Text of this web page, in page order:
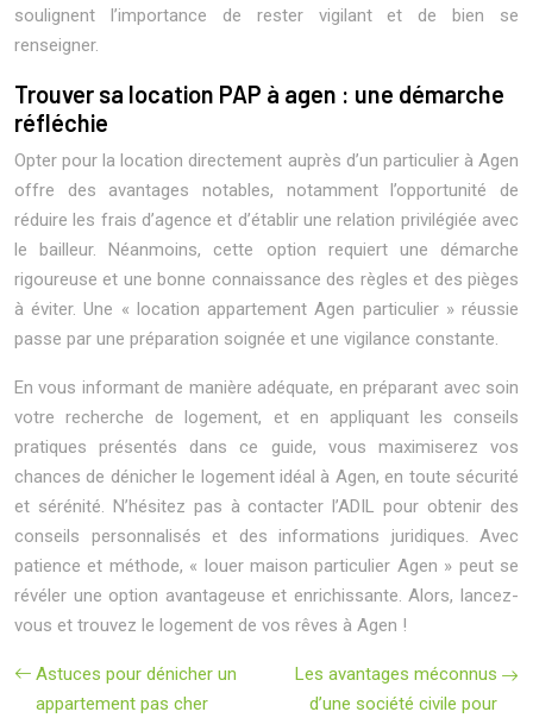
soulignent l’importance de rester vigilant et de bien se
renseigner.
Trouver sa location PAP à agen : une démarche
réfléchie
Opter pour la location directement auprès d’un particulier à Agen
offre des avantages notables, notamment l’opportunité de
réduire les frais d’agence et d’établir une relation privilégiée avec
le bailleur. Néanmoins, cette option requiert une démarche
rigoureuse et une bonne connaissance des règles et des pièges
à éviter. Une « location appartement Agen particulier » réussie
passe par une préparation soignée et une vigilance constante.
En vous informant de manière adéquate, en préparant avec soin
votre recherche de logement, et en appliquant les conseils
pratiques présentés dans ce guide, vous maximiserez vos
chances de dénicher le logement idéal à Agen, en toute sécurité
et sérénité. N’hésitez pas à contacter l’ADIL pour obtenir des
conseils personnalisés et des informations juridiques. Avec
patience et méthode, « louer maison particulier Agen » peut se
révéler une option avantageuse et enrichissante. Alors, lancez-
vous et trouvez le logement de vos rêves à Agen !
Astuces pour dénicher un
appartement pas cher
Les avantages méconnus
d’une société civile pour